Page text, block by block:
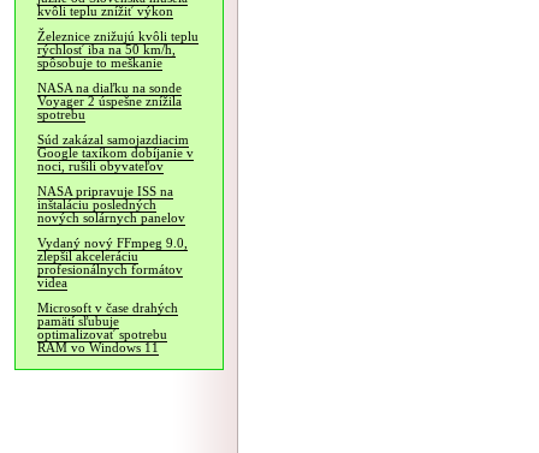
kvôli teplu znížiť výkon
Železnice znižujú kvôli teplu
rýchlosť iba na 50 km/h,
spôsobuje to meškanie
NASA na diaľku na sonde
Voyager 2 úspešne znížila
spotrebu
Súd zakázal samojazdiacim
Google taxíkom dobíjanie v
noci, rušili obyvateľov
NASA pripravuje ISS na
inštaláciu posledných
nových solárnych panelov
Vydaný nový FFmpeg 9.0,
zlepšil akceleráciu
profesionálnych formátov
videa
Microsoft v čase drahých
pamätí sľubuje
optimalizovať spotrebu
RAM vo Windows 11